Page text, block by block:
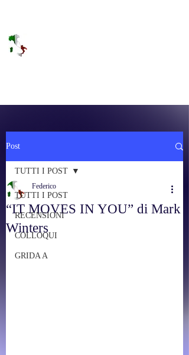
Post
TUTTI I POST
RECENSIONI
COLLOQUI
GRIDA A
TUTTI I POST
“IT MOVES IN YOU” di Mark
Winters
Federico